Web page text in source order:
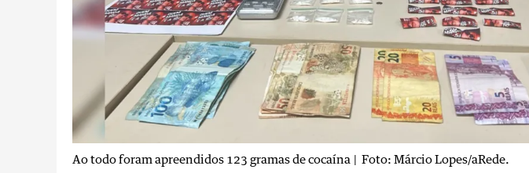
Ao todo foram apreendidos 123 gramas de cocaína | Foto: Márcio Lopes/aRede.